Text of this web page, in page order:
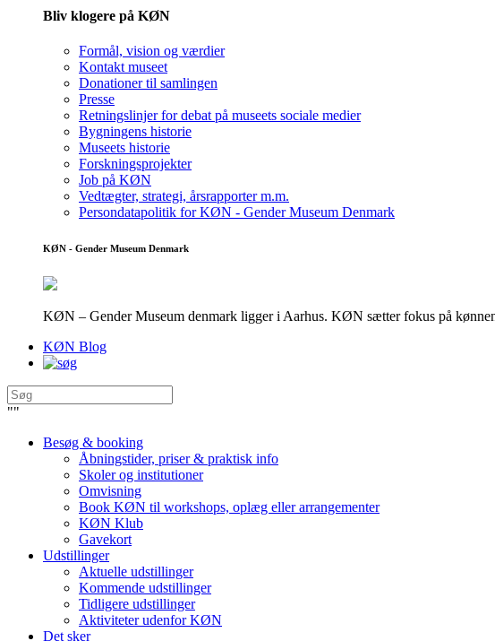
Bliv klogere på KØN
Formål, vision og værdier
Kontakt museet
Donationer til samlingen
Presse
Retningslinjer for debat på museets sociale medier
Bygningens historie
Museets historie
Forskningsprojekter
Job på KØN
Vedtægter, strategi, årsrapporter m.m.
Persondatapolitik for KØN - Gender Museum Denmark
KØN - Gender Museum Denmark
KØN – Gender Museum denmark ligger i Aarhus. KØN sætter fokus på
KØN Blog
""
Besøg & booking
Åbningstider, priser & praktisk info
Skoler og institutioner
Omvisning
Book KØN til workshops, oplæg eller arrangementer
KØN Klub
Gavekort
Udstillinger
Aktuelle udstillinger
Kommende udstillinger
Tidligere udstillinger
Aktiviteter udenfor KØN
Det sker